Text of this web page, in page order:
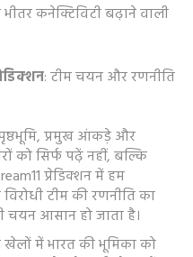
कनेक्टिविटी बढ़ाने वाली
: टीम चयन और रणनीति
प्रमुख आंकड़े और
को सिर्फ पढ़ें नहीं, बल्कि
प्रेडिक्शन में हम
टीम की रणनीति का
आसान हो जाता है।
खेलों में भारत की भूमिका को